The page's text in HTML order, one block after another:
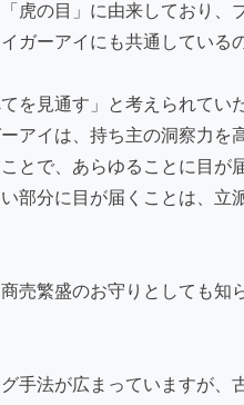
虎の目」に由来しており、
ガーアイにも共通している
を見通す」と考えられてい
アイは、持ち主の洞察力を
とで、あらゆることに目が
部分に目が届くことは、立
売繁盛のお守りとしても知
手法が広まっていますが、